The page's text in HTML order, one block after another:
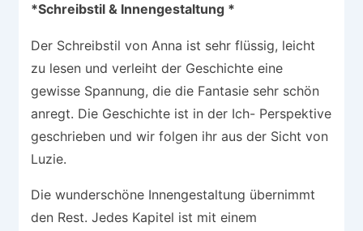
*Schreibstil & Innengestaltung *
Der Schreibstil von Anna ist sehr flüssig, leicht
zu lesen und verleiht der Geschichte eine
gewisse Spannung, die die Fantasie sehr schön
anregt. Die Geschichte ist in der Ich- Perspektive
geschrieben und wir folgen ihr aus der Sicht von
Luzie.
Die wunderschöne Innengestaltung übernimmt
den Rest. Jedes Kapitel ist mit einem